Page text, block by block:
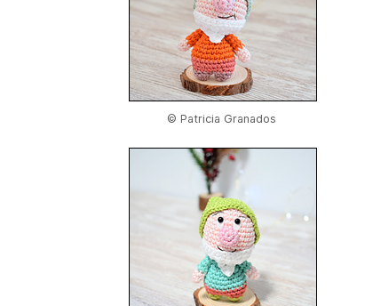
© Patricia Granados